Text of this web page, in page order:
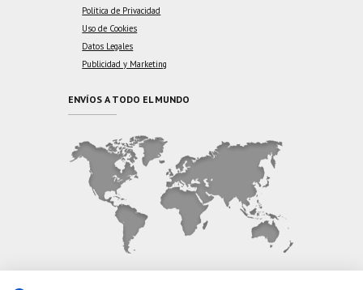
Política de Privacidad
Uso de Cookies
Datos Legales
Publicidad y Marketing
ENVÍOS A TODO EL MUNDO